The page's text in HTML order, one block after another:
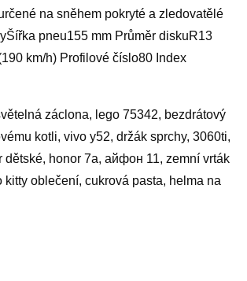
na sněhem pokryté a zledovatělé
pneu155 mm Průměr diskuR13
km/h) Profilové číslo80 Index
záclona, lego 75342, bezdrátový
kotli, vivo y52, držák sprchy, 3060ti,
dětské, honor 7a, айфон 11, zemní vrták
kitty oblečení, cukrová pasta, helma na